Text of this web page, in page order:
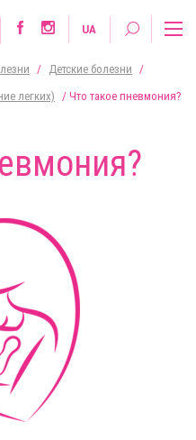
UA
/ Детские болезни
/
легких)
/ Что такое пневмония?